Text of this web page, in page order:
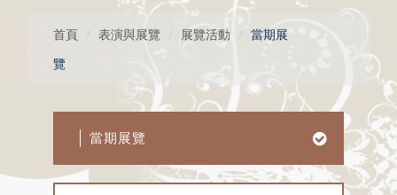
首頁 表演與展覽 展覽活動
當期展
覽
當期展覽